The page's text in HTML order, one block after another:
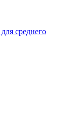
среднего